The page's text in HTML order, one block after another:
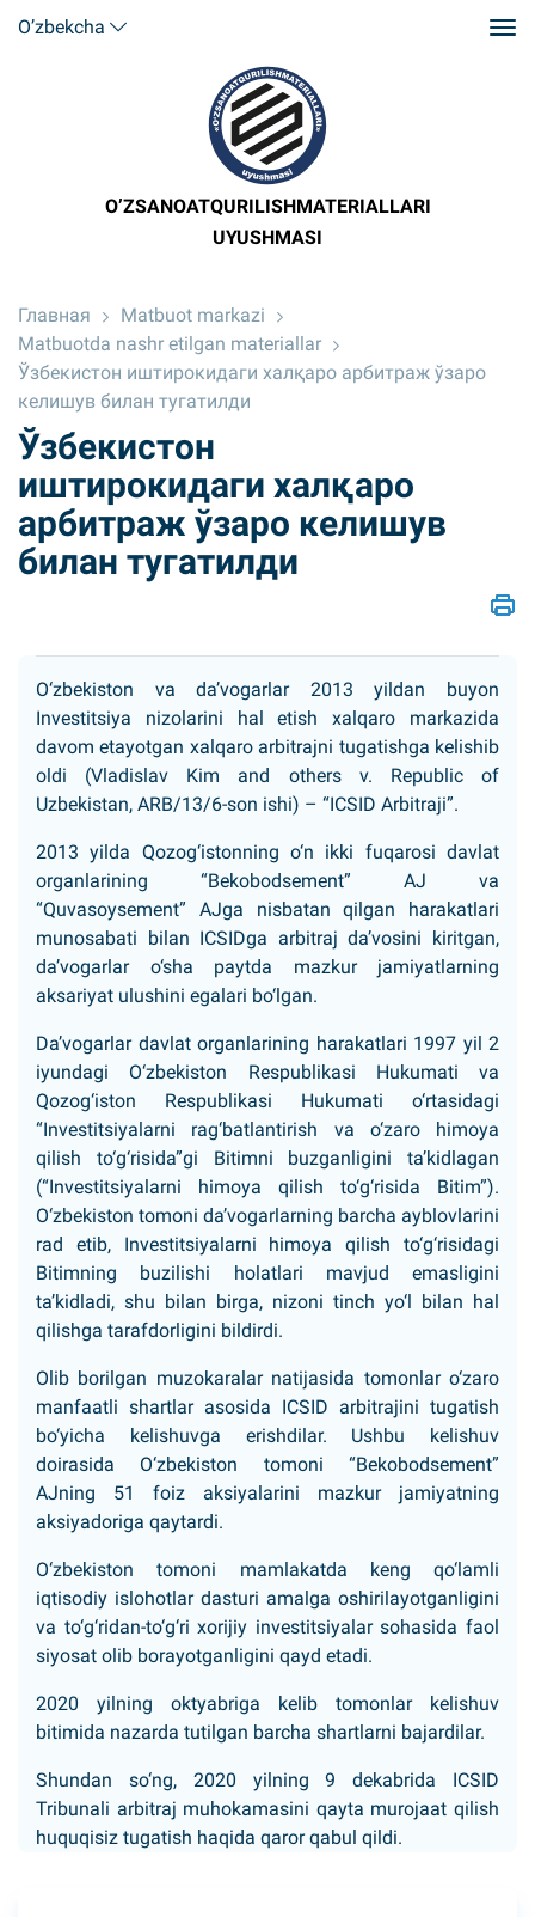
O’zbekcha
O’ZSANOATQURILISHMATERIALLARI
UYUSHMASI
Главная
Matbuot markazi
Matbuotda nashr etilgan materiallar
Ўзбекистон иштирокидаги халқаро арбитраж ўзаро
келишув билан тугатилди
Ўзбекистон
иштирокидаги халқаро
арбитраж ўзаро келишув
билан тугатилди
O‘zbekiston va da’vogarlar 2013 yildan buyon
Investitsiya nizolarini hal etish xalqaro markazida
davom etayotgan xalqaro arbitrajni tugatishga kelishib
oldi (Vladislav Kim and others v. Republic of
Uzbekistan, ARB/13/6-son ishi) – “ICSID Arbitraji”.
2013 yilda Qozog‘istonning o‘n ikki fuqarosi davlat
organlarining “Bekobodsement” AJ va
“Quvasoysement” AJga nisbatan qilgan harakatlari
munosabati bilan ICSIDga arbitraj da’vosini kiritgan,
da’vogarlar o‘sha paytda mazkur jamiyatlarning
aksariyat ulushini egalari bo‘lgan.
Da’vogarlar davlat organlarining harakatlari 1997 yil 2
iyundagi O‘zbekiston Respublikasi Hukumati va
Qozog‘iston Respublikasi Hukumati o‘rtasidagi
“Investitsiyalarni rag‘batlantirish va o‘zaro himoya
qilish to‘g‘risida”gi Bitimni buzganligini ta’kidlagan
(“Investitsiyalarni himoya qilish to‘g‘risida Bitim”).
O‘zbekiston tomoni da’vogarlarning barcha ayblovlarini
rad etib, Investitsiyalarni himoya qilish to‘g‘risidagi
Bitimning buzilishi holatlari mavjud emasligini
ta’kidladi, shu bilan birga, nizoni tinch yo‘l bilan hal
qilishga tarafdorligini bildirdi.
Olib borilgan muzokaralar natijasida tomonlar o‘zaro
manfaatli shartlar asosida ICSID arbitrajini tugatish
bo‘yicha kelishuvga erishdilar. Ushbu kelishuv
doirasida O‘zbekiston tomoni “Bekobodsement”
AJning 51 foiz aksiyalarini mazkur jamiyatning
aksiyadoriga qaytardi.
O‘zbekiston tomoni mamlakatda keng qo‘lamli
iqtisodiy islohotlar dasturi amalga oshirilayotganligini
va to‘g‘ridan-to‘g‘ri xorijiy investitsiyalar sohasida faol
siyosat olib borayotganligini qayd etadi.
2020 yilning oktyabriga kelib tomonlar kelishuv
bitimida nazarda tutilgan barcha shartlarni bajardilar.
Shundan so‘ng, 2020 yilning 9 dekabrida ICSID
Tribunali arbitraj muhokamasini qayta murojaat qilish
huquqisiz tugatish haqida qaror qabul qildi.